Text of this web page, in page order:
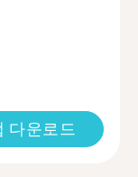
다운로드